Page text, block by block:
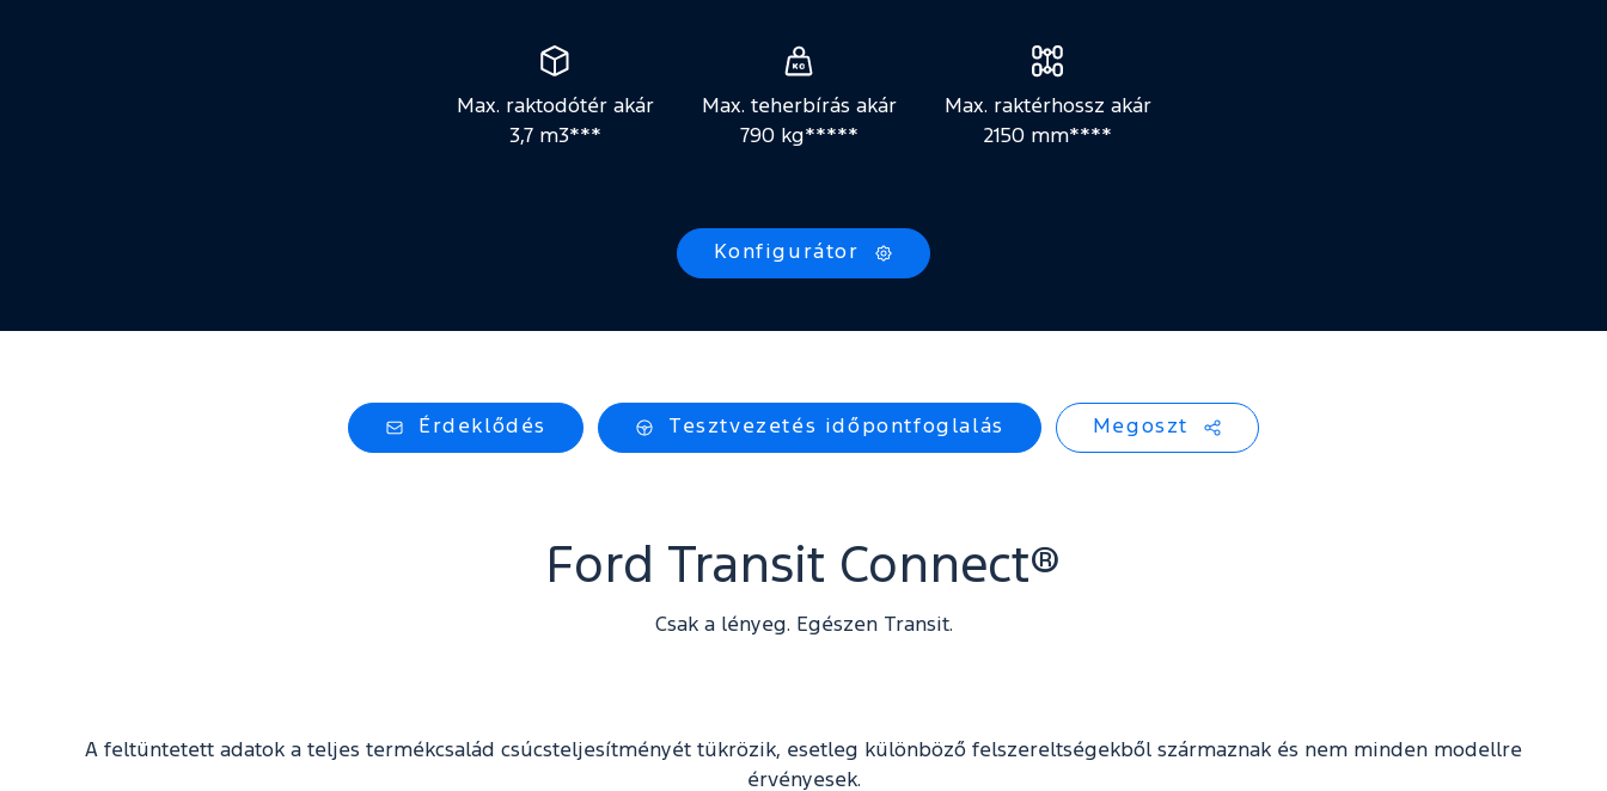
Max. raktodótér akár
3,7 m3***
Max. teherbírás akár
790 kg*****
Max. raktérhossz akár
2150 mm****
Konfigurátor
Érdeklődés Tesztvezetés időpontfoglalás Megoszt
Ford Transit Connect®
Csak a lényeg. Egészen Transit.
A feltüntetett adatok a teljes termékcsalád csúcsteljesítményét tükrözik, esetleg különböző felszereltségekből származnak és nem minden modellre
érvényesek.